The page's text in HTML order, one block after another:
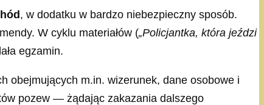
, w dodatku w bardzo niebezpieczny sposób.
W cyklu materiałów („Policjantka, która jeździ
egzamin.
obejmujących m.in. wizerunek, dane osobowe i
pozew — żądając zakazania dalszego